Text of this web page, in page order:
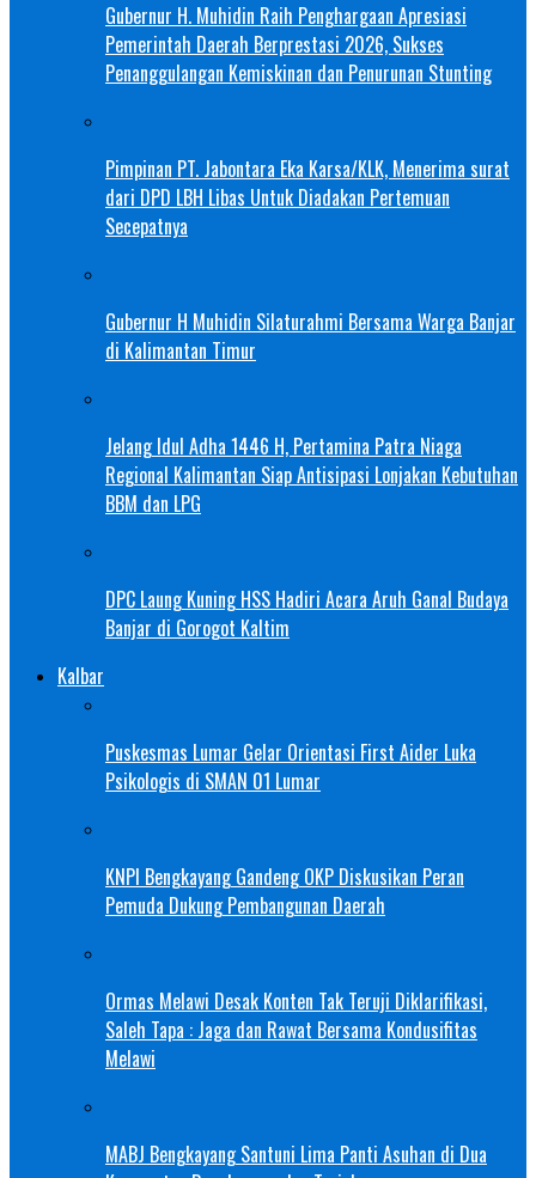
Gubernur H. Muhidin Raih Penghargaan Apresiasi
Pemerintah Daerah Berprestasi 2026, Sukses
Penanggulangan Kemiskinan dan Penurunan Stunting
Pimpinan PT. Jabontara Eka Karsa/KLK, Menerima surat
dari DPD LBH Libas Untuk Diadakan Pertemuan
Secepatnya
Gubernur H Muhidin Silaturahmi Bersama Warga Banjar
di Kalimantan Timur
Jelang Idul Adha 1446 H, Pertamina Patra Niaga
Regional Kalimantan Siap Antisipasi Lonjakan Kebutuhan
BBM dan LPG
DPC Laung Kuning HSS Hadiri Acara Aruh Ganal Budaya
Banjar di Gorogot Kaltim
Kalbar
Puskesmas Lumar Gelar Orientasi First Aider Luka
Psikologis di SMAN 01 Lumar
KNPI Bengkayang Gandeng OKP Diskusikan Peran
Pemuda Dukung Pembangunan Daerah
Ormas Melawi Desak Konten Tak Teruji Diklarifikasi,
Saleh Tapa : Jaga dan Rawat Bersama Kondusifitas
Melawi
MABJ Bengkayang Santuni Lima Panti Asuhan di Dua